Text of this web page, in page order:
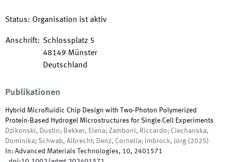
Status: Organisation ist aktiv
Anschrift: Schlossplatz 5
48149 Münster
Deutschland
Publikationen
Hybrid Microfluidic Chip Design with Two-Photon Polymerized
Protein-Based Hydrogel Microstructures for Single Cell Experiments
Dzikonski, Dustin; Bekker, Elena; Zamboni, Riccardo; Ciechanska,
Dominika; Schwab, Albrecht; Denz, Cornelia; Imbrock, Jörg ( 2025)
In: Advanced Materials Technologies, 10, 2401571